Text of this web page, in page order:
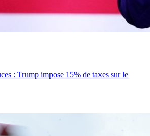
: Trump impose 15% de taxes sur le